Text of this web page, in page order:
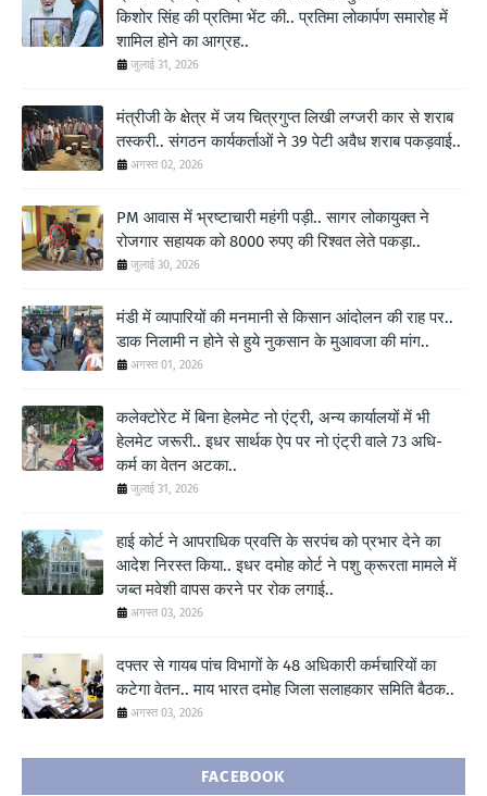
किशोर सिंह की प्रतिमा भेंट की.. प्रतिमा लोकार्पण समारोह में
शामिल होने का आग्रह..
जुलाई 31, 2026
मंत्रीजी के क्षेत्र में जय चित्रगुप्त लिखी लग्जरी कार से शराब
तस्करी.. संगठन कार्यकर्ताओं ने 39 पेटी अवैध शराब पकड़वाई..
अगस्त 02, 2026
PM आवास में भ्रष्टाचारी महंगी पड़ी.. सागर लोकायुक्त ने
रोजगार सहायक को 8000 रुपए की रिश्वत लेते पकड़ा..
जुलाई 30, 2026
मंडी में व्यापारियों की मनमानी से किसान आंदोलन की राह पर..
डाक निलामी न होने से हुये नुकसान के मुआवजा की मांग..
अगस्त 01, 2026
कलेक्टोरेट में बिना हेलमेट नो एंट्री, अन्य कार्यालयों में भी
हेलमेट जरूरी.. इधर सार्थक ऐप पर नो एंट्री वाले 73 अधि-
कर्म का वेतन अटका..
जुलाई 31, 2026
हाई कोर्ट ने आपराधिक प्रवत्ति के सरपंच को प्रभार देने का
आदेश निरस्त किया.. इधर दमोह कोर्ट ने पशु क्रूरता मामले में
जब्त मवेशी वापस करने पर रोक लगाई..
अगस्त 03, 2026
दफ्तर से गायब पांच विभागों के 48 अधिकारी कर्मचारियों का
कटेगा वेतन.. माय भारत दमोह जिला सलाहकार समिति बैठक..
अगस्त 03, 2026
FACEBOOK